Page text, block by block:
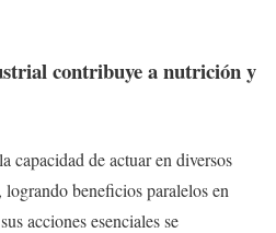
contribuye a nutrición y
capacidad de actuar en diversos
beneficios paralelos en
acciones esenciales se